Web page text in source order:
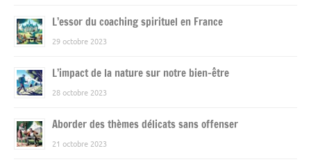
L’essor du coaching spirituel en France
29 octobre 2023
L’impact de la nature sur notre bien-être
28 octobre 2023
Aborder des thèmes délicats sans offenser
21 octobre 2023